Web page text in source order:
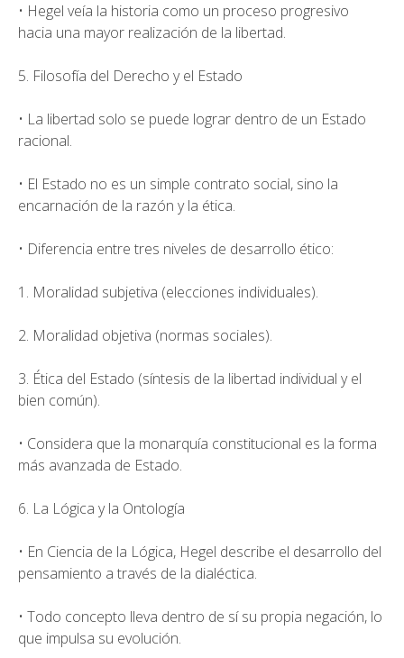
• Hegel veía la historia como un proceso progresivo
hacia una mayor realización de la libertad.
5. Filosofía del Derecho y el Estado
• La libertad solo se puede lograr dentro de un Estado
racional.
• El Estado no es un simple contrato social, sino la
encarnación de la razón y la ética.
• Diferencia entre tres niveles de desarrollo ético:
1. Moralidad subjetiva (elecciones individuales).
2. Moralidad objetiva (normas sociales).
3. Ética del Estado (síntesis de la libertad individual y el
bien común).
• Considera que la monarquía constitucional es la forma
más avanzada de Estado.
6. La Lógica y la Ontología
• En Ciencia de la Lógica, Hegel describe el desarrollo del
pensamiento a través de la dialéctica.
• Todo concepto lleva dentro de sí su propia negación, lo
que impulsa su evolución.